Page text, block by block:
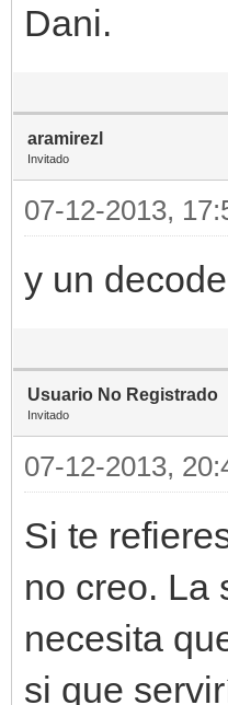
Dani.
aramirezl
Invitado
07-12-2013,
y un
Usuario No Registrado
Invitado
07-12-2013,
Si te
no creo. La
necesita
si que